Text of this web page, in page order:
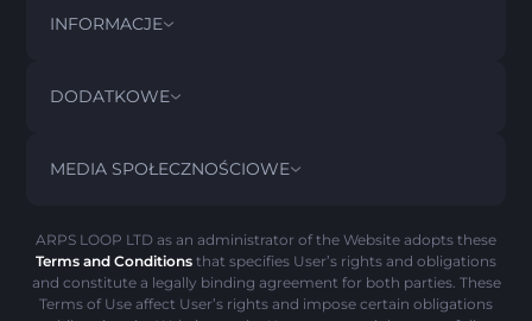
INFORMACJE
REGULAMIN
POLITYKA ZWROTÓW CONTACT US
POLITYKA PLIKÓW COOKIE
DODATKOWE
FAQ
MEDIA SPOŁECZNOŚCIOWE
ARPS LOOP LTD as an administrator of the Website adopts these
Terms and Conditions that specifies User’s rights and obligations
and constitute a legally binding agreement for both parties. These
Terms of Use affect User’s rights and impose certain obligations